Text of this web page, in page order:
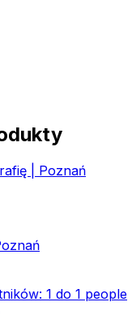
| Poznań
1 do 1 people